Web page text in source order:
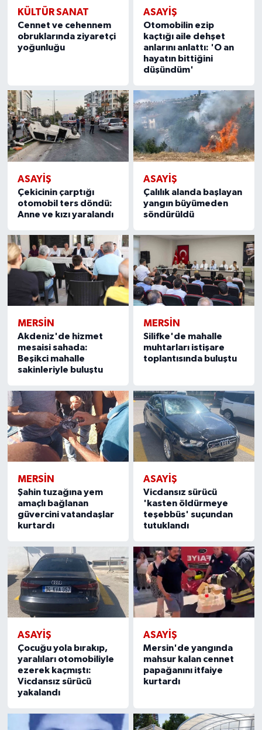
KÜLTÜR SANAT
Cennet ve cehennem
obruklarında ziyaretçi
yoğunluğu
ASAYİŞ
Otomobilin ezip
kaçtığı aile dehşet
anlarını anlattı: 'O an
hayatın bittiğini
düşündüm'
ASAYİŞ
Çekicinin çarptığı
otomobil ters döndü:
Anne ve kızı yaralandı
ASAYİŞ
Çalılık alanda başlayan
yangın büyümeden
söndürüldü
MERSIN
Akdeniz'de hizmet
mesaisi sahada:
Beşikci mahalle
sakinleriyle buluştu
MERSIN
Silifke'de mahalle
muhtarları istişare
toplantısında buluştu
MERSIN
Şahin tuzağına yem
amaçlı bağlanan
güvercini vatandaşlar
kurtardı
ASAYİŞ
Vicdansız sürücü
'kasten öldürmeye
teşebbüs' suçundan
tutuklandı
ASAYİŞ
Çocuğu yola bırakıp,
yaralıları otomobiliyle
ezerek kaçmıştı:
Vicdansız sürücü
yakalandı
ASAYİŞ
Mersin'de yangında
mahsur kalan cennet
papağanını itfaiye
kurtardı